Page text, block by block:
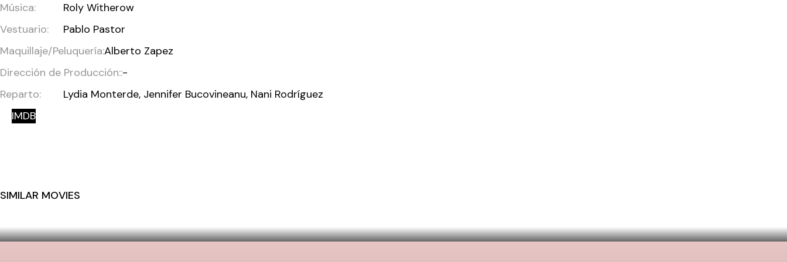
Música:
Roly Witherow
Vestuario:
Pablo Pastor
Maquillaje/Peluquería:Alberto Zapez
Dirección de Producción::-
Reparto:
Lydia Monterde, Jennifer Bucovineanu, Nani Rodríguez
IMDB
SIMILAR MOVIES